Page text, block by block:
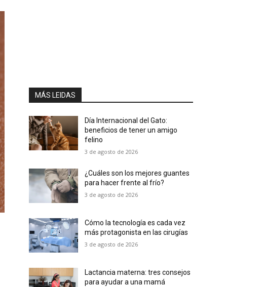
MÁS LEIDAS
Día Internacional del Gato:
beneficios de tener un amigo
felino
3 de agosto de 2026
¿Cuáles son los mejores guantes
para hacer frente al frío?
3 de agosto de 2026
Cómo la tecnología es cada vez
más protagonista en las cirugías
3 de agosto de 2026
Lactancia materna: tres consejos
para ayudar a una mamá